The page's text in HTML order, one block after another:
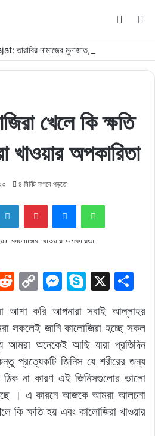
Switch
skin
খেলে কি ক্ষতি
খাওয়ার অপকারিতা
৪ মিনিট লাগবে পড়তে
LinkedInPinterestMessengerWhatsApp
R
d
di
t
C
o
p
y
Li
n
k
M
s
s
e
n
g
er
S
y
p
e
X
ar
e
আশা করি আপনারা সবাই আল্লাহর
সকলেই জানি কালোজিরা হচ্ছে সকল
অনেকেই আছি যারা প্রতিদিন
প্রত্যেকটি জিনিস যে শরীরের জন্য
ঠিক না কারণ এই জিনিসগুলোর ভালো
। এ কারনে আজকে আমরা আলচনা
কি ক্ষতি হয় এবং কালোজিরা খাওয়ার